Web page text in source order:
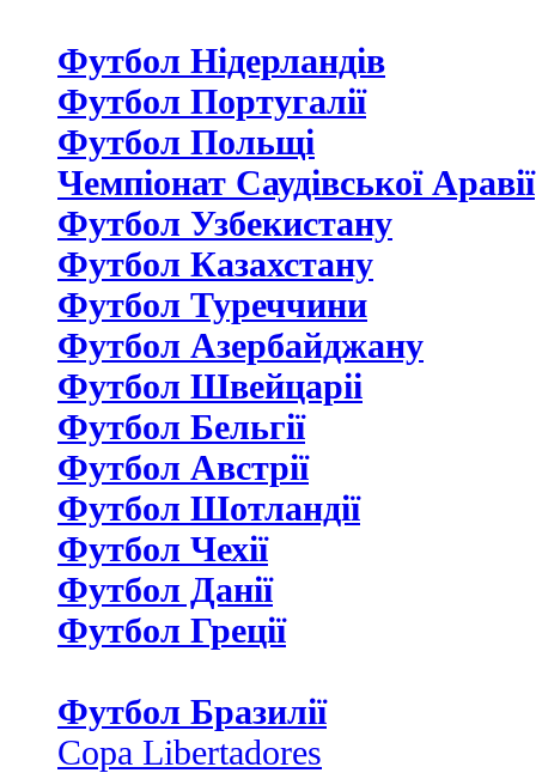
Футбол Нідерландiв
Футбол Португалії
Футбол Польщі
Чемпіонат Саудівської Аравії
Футбол Узбекистану
Футбол Казахстану
Футбол Туреччини
Футбол Азербайджану
Футбол Швейцаріі
Футбол Бельгії
Футбол Австрії
Футбол Шотландії
Футбол Чехії
Футбол Данії
Футбол Греції
Футбол Бразилії
Copa Libertadores